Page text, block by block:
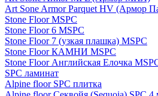
Art Sone Armor Parquet HV (Армор
Stone Floor MSPC
Stone Floor 6 MSPC
Stone Floor 7 (узкая плашка) MSPC
Stone Floor КАМНИ MSPC
Stone Floor Английская Елочка
SPC ламинат
Alpine floor SPC плитка